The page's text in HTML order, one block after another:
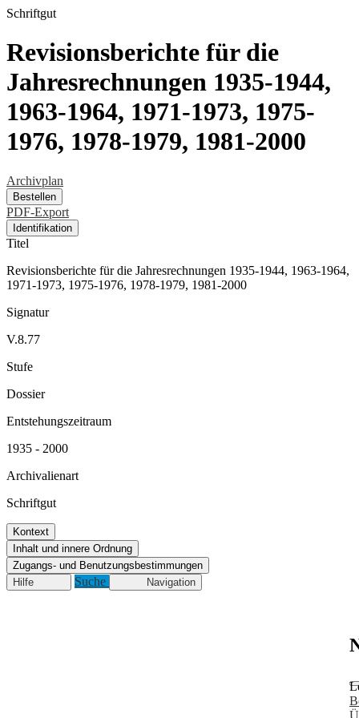
Schriftgut
Revisionsberichte für die
Jahresrechnungen 1935-1944,
1963-1964, 1971-1973, 1975-
1976, 1978-1979, 1981-2000
Archivplan
Bestellen
PDF-Export
Identifikation
Titel
Revisionsberichte für die Jahresrechnungen 1935-1944, 1963-1964,
1971-1973, 1975-1976, 1978-1979, 1981-2000
Signatur
V.8.77
Stufe
Dossier
Entstehungszeitraum
1935 - 2000
Archivalienart
Schriftgut
Kontext
Inhalt und innere Ordnung
Zugangs- und Benutzungsbestimmungen
Hilfe
Suche Navigation